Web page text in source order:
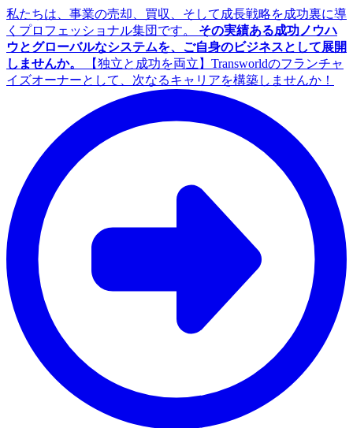
私たちは、事業の売却、買収、そして成長戦略を成功裏に導
くプロフェッショナル集団です。 その実績ある成功ノウハ
ウとグローバルなシステムを、ご自身のビジネスとして展開
しませんか。
【独立と成功を両立】Transworldのフランチャ
イズオーナーとして、次なるキャリアを構築しませんか！